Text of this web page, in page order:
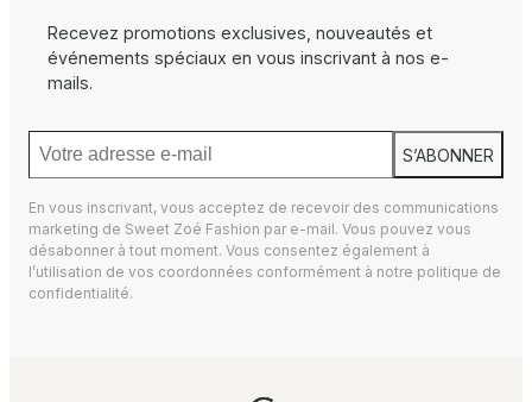
Recevez promotions exclusives, nouveautés et
événements spéciaux en vous inscrivant à nos e-
mails.
S’ABONNER
En vous inscrivant, vous acceptez de recevoir des communications
marketing de Sweet Zoé Fashion par e-mail. Vous pouvez vous
désabonner à tout moment. Vous consentez également à
l’utilisation de vos coordonnées conformément à notre politique de
confidentialité.